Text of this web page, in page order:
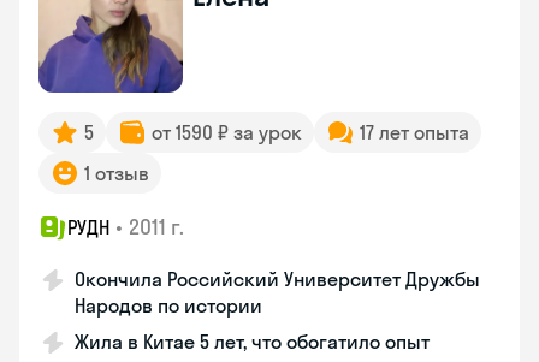
5 от 1590 ₽ за урок
17 лет опыта
1 отзыв
РУДН • 2011 г.
Окончила Российский Университет Дружбы
Народов по истории
Жила в Китае 5 лет, что обогатило опыт